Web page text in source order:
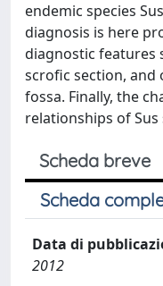
endemic species
diagnosis is here
diagnostic features
scrofic section, and
fossa. Finally, the
relationships of
Scheda breve
Scheda
Data di
2012